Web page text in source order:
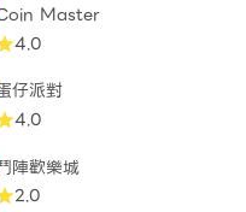
Master
4.0
仔派對
4.0
陣歡樂城
2.0